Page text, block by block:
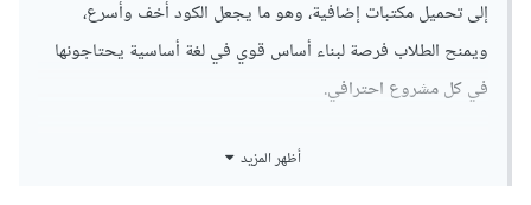
إلى تحميل مكتبات إضافية، وهو ما يجعل الكود أخف وأسرع،
ويمنح الطلاب فرصة لبناء أساس قوي في لغة أساسية يحتاجونها
في كل مشروع احترافي.
أيضًا تم تحديث قسم إنشاء مشروع شخصي في مسار أساسيات
أظهر المزيد